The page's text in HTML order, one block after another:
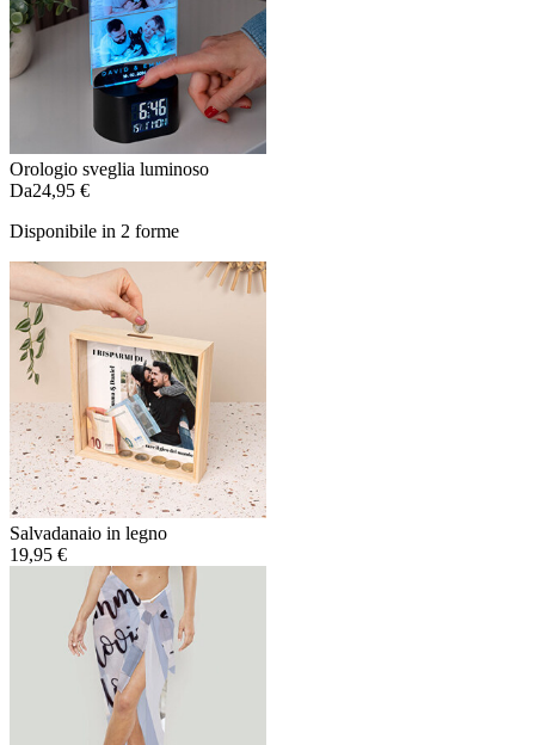
Orologio sveglia luminoso
Da24,95 €
Disponibile in 2 forme
Salvadanaio in legno
19,95 €